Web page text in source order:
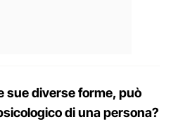
sue diverse forme, può
di una persona?